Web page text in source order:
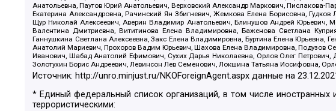
Анатольевна, Паутов Юрий Анатольевич, Верховский Александр Маркович, Пислакова-
Екатерина Александровна, Рачинский Ян Збигневич, Жемкова Елена Борисовна,
Щур Николай Алексеевич, Аверин Владимир Анатольевич, Блинушов Андрей Юрьевич,
Валентина Дмитриевна, Вититинова Елена Владимировна, Баженова Светлана
Ганнушкина Светлана Алексеевна, Закс Елена Владимировна, Буртина Елена
Анатолий Мариевич, Прохоров Вадим Юрьевич, Шахова Елена Владимировна, Подузов
Иванович, Шабад Анатолий Ефимович, Сухих Дарья Николаевна, Орлов Олег
Золотухин Борис Андреевич, Левинсон Лев Семенович, Локшина Татьяна Иосифовна,
Источник: http://unro.minjust.ru/NKOForeignAgent.aspx данные на
* Единый федеральный список организаций, в том числе
террористическими: